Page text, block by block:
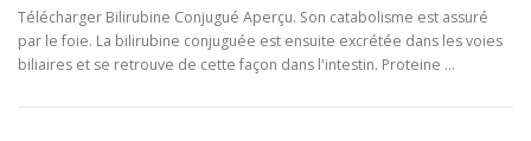
Télécharger Bilirubine Conjugué Aperçu. Son catabolisme est assuré
par le foie. La bilirubine conjuguée est ensuite excrétée dans les voies
biliaires et se retrouve de cette façon dans l'intestin. Proteine …